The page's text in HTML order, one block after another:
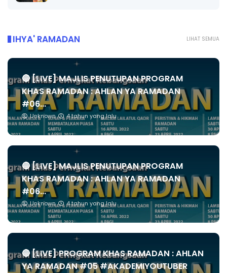
LIHAT SEMUA
IHYA' RAMADAN
🔴 [LIVE] MAJLIS PENUTUPAN PROGRAM
KHAS RAMADAN : AHLAN YA RAMADAN
#06...
Unknown 4 tahun yang lalu
🔴 [LIVE] MAJLIS PENUTUPAN PROGRAM
KHAS RAMADAN : AHLAN YA RAMADAN
#06...
Unknown 4 tahun yang lalu
🔴 [LIVE] PROGRAM KHAS RAMADAN : AHLAN
YA RAMADAN #05 #AKADEMIYOUTUBER